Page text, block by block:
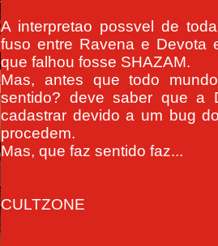
A interpretao possvel de
fuso entre Ravena e Devota
que falhou fosse SHAZAM.
Mas, antes que todo
sentido? deve saber que a
cadastrar devido a um bug
procedem.
Mas, que faz sentido faz...
CULTZONE